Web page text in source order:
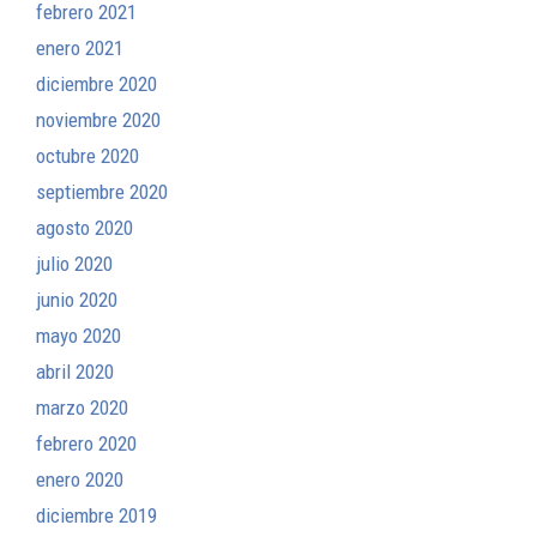
febrero 2021
enero 2021
diciembre 2020
noviembre 2020
octubre 2020
septiembre 2020
agosto 2020
julio 2020
junio 2020
mayo 2020
abril 2020
marzo 2020
febrero 2020
enero 2020
diciembre 2019